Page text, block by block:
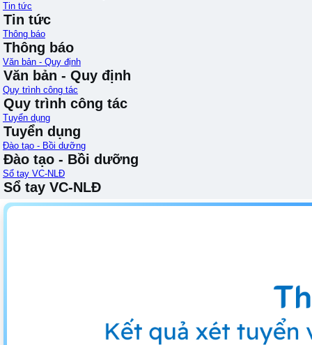
Tin tức
Tin tức
Thông báo
Thông báo
Văn bản - Quy định
Văn bản - Quy định
Quy trình công tác
Quy trình công tác
Tuyển dụng
Tuyển dụng
Đào tạo - Bồi dưỡng
Đào tạo - Bồi dưỡng
Sổ tay VC-NLĐ
Sổ tay VC-NLĐ